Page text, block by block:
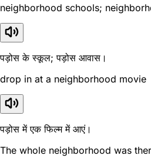
neighborhood schools;
पड़ोस के स्कूल; पड़ोस आवास।
drop in at a neighborhood movie
पड़ोस में एक फिल्म में आएं।
The whole neighborhood was